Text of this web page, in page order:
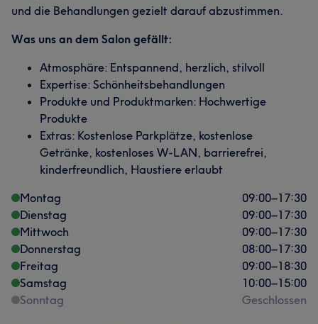
und die Behandlungen gezielt darauf abzustimmen.
Was uns an dem Salon gefällt:
Atmosphäre: Entspannend, herzlich, stilvoll
Expertise: Schönheitsbehandlungen
Produkte und Produktmarken: Hochwertige
Produkte
Extras: Kostenlose Parkplätze, kostenlose
Getränke, kostenloses W-LAN, barrierefrei,
kinderfreundlich, Haustiere erlaubt
Montag
09:00–17:30
Dienstag
09:00–17:30
Mittwoch
09:00–17:30
Donnerstag
08:00–17:30
Freitag
09:00–18:30
Samstag
10:00–15:00
Sonntag
Geschlossen